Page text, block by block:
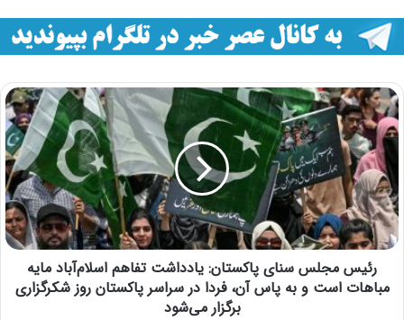
رئیس مجلس سنای پاکستان: یادداشت تفاهم اسلام‌آباد مایه
مباهات است و به پاس آن، فردا در سراسر پاکستان روز شکرگزاری
برگزار می‌شود